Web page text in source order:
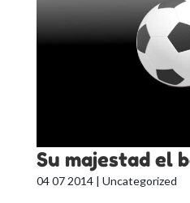
Su majestad el
04 07 2014| Uncategorized